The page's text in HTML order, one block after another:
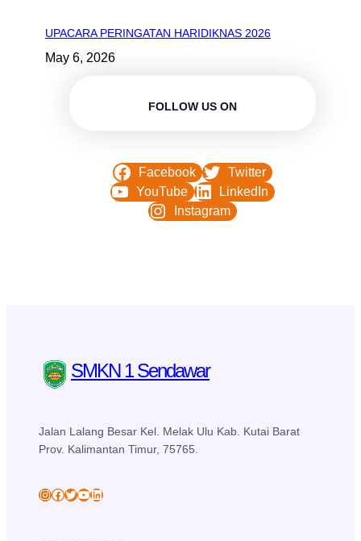
UPACARA PERINGATAN HARIDIKNAS 2026
May 6, 2026
FOLLOW US ON
Facebook
Twitter
YouTube
LinkedIn
Instagram
SMKN 1 Sendawar
Jalan Lalang Besar Kel. Melak Ulu Kab. Kutai Barat
Prov. Kalimantan Timur, 75765.
skansa_sendawar Facebook Twitter YouTube LinkedIn